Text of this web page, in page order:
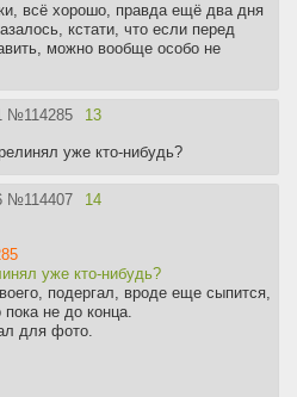
всё хорошо, правда ещё два дня
кстати, что если перед
можно вообще особо не
№114285 13
уже кто-нибудь?
№114407 14
уже кто-нибудь?
подергал, вроде еще сыпится,
пока не до конца.
для фото.